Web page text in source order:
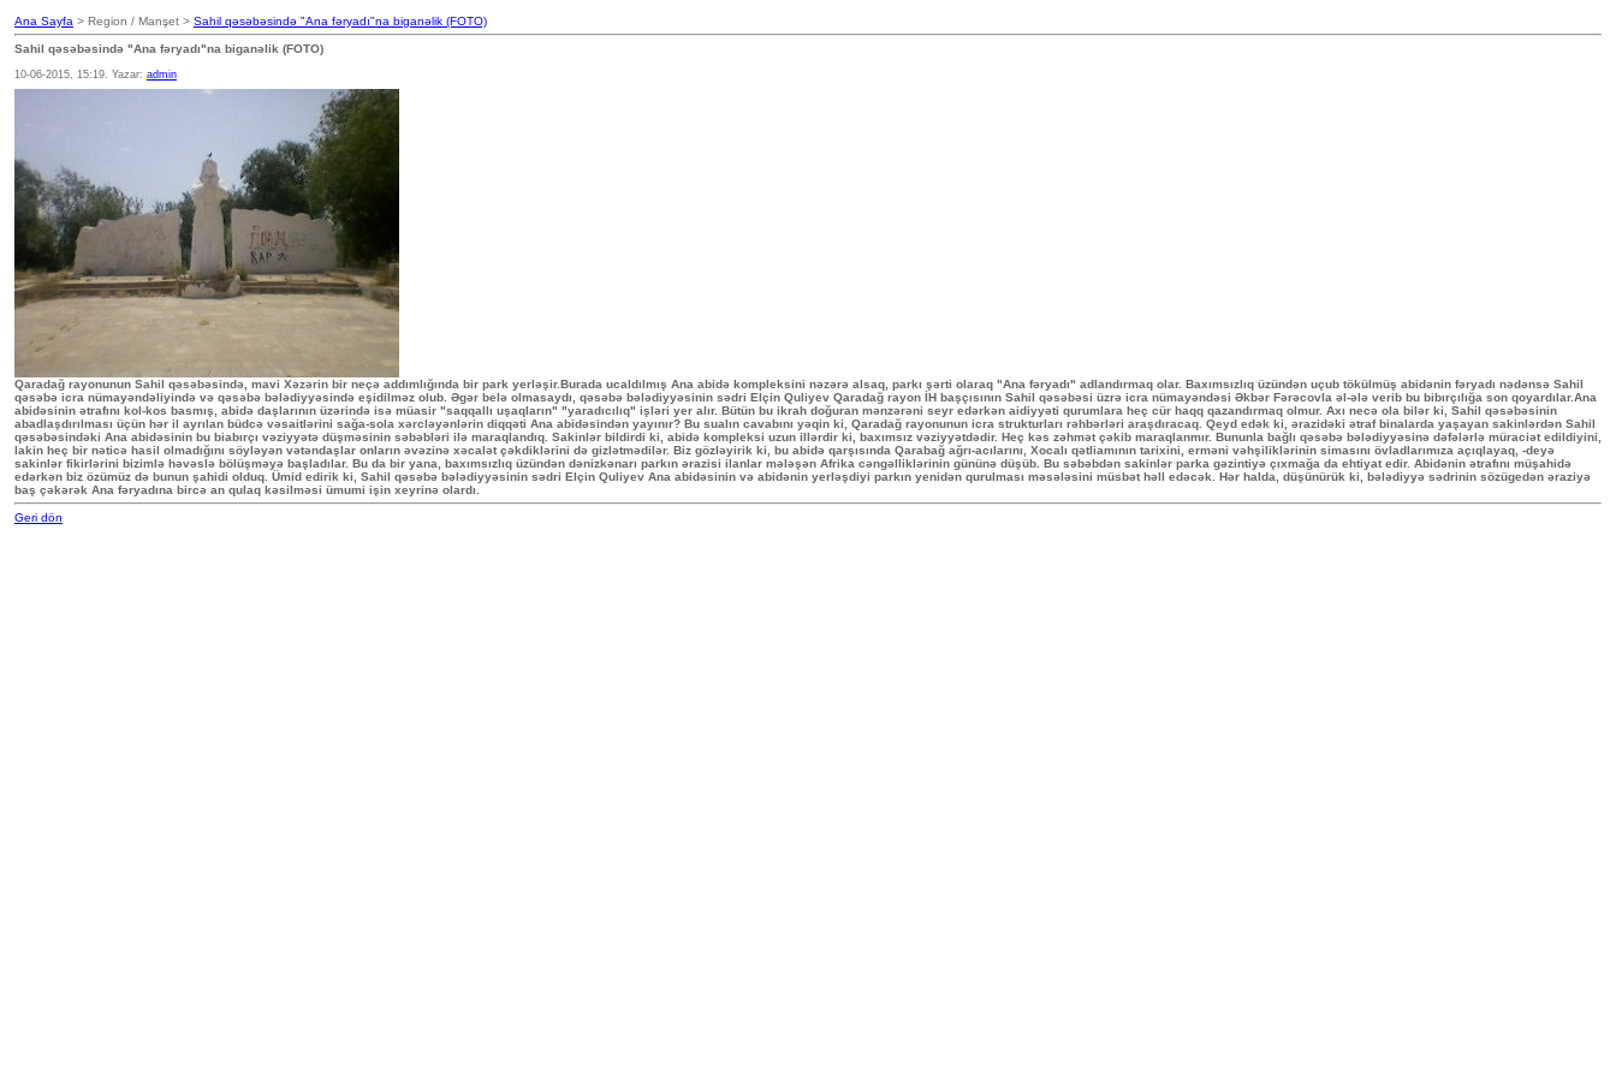
Ana Sayfa > Region / Manşet > Sahil qəsəbəsində "Ana fəryadı"na biganəlik (FOTO)
Sahil qəsəbəsində "Ana fəryadı"na biganəlik (FOTO)
10-06-2015, 15:19. Yazar: admin
Qaradağ rayonunun Sahil qəsəbəsində, mavi Xəzərin bir neçə addımlığında bir park yerləşir.Burada ucaldılmış Ana abidə kompleksini nəzərə alsaq, parkı şərti olaraq "Ana fəryadı" adlandırmaq olar. Baxımsızlıq üzündən uçub tökülmüş abidənin fəryadı nədənsə Sahil
qəsəbə icra nümayəndəliyində və qəsəbə bələdiyyəsində eşidilməz olub. Əgər belə olmasaydı, qəsəbə bələdiyyəsinin sədri Elçin Quliyev Qaradağ rayon İH başçısının Sahil qəsəbəsi üzrə icra nümayəndəsi Əkbər Fərəcovla əl-ələ verib bu bibırçılığa son qoyardılar.Ana
abidəsinin ətrafını kol-kos basmış, abidə daşlarının üzərində isə müasir "saqqallı uşaqların" "yaradıcılıq" işləri yer alır. Bütün bu ikrah doğuran mənzərəni seyr edərkən aidiyyəti qurumlara heç cür haqq qazandırmaq olmur. Axı necə ola bilər ki, Sahil qəsəbəsinin
abadlaşdırılması üçün hər il ayrılan büdcə vəsaitlərini sağa-sola xərcləyənlərin diqqəti Ana abidəsindən yayınır? Bu sualın cavabını yəqin ki, Qaradağ rayonunun icra strukturları rəhbərləri araşdıracaq. Qeyd edək ki, ərazidəki ətraf binalarda yaşayan sakinlərdən Sahil
qəsəbəsindəki Ana abidəsinin bu biabırçı vəziyyətə düşməsinin səbəbləri ilə maraqlandıq. Sakinlər bildirdi ki, abidə kompleksi uzun illərdir ki, baxımsız vəziyyətdədir. Heç kəs zəhmət çəkib maraqlanmır. Bununla bağlı qəsəbə bələdiyyəsinə dəfələrlə müraciət edildiyini,
lakin heç bir nəticə hasil olmadığını söyləyən vətəndaşlar onların əvəzinə xəcalət çəkdiklərini də gizlətmədilər. Biz gözləyirik ki, bu abidə qarşısında Qarabağ ağrı-acılarını, Xocalı qətliamının tarixini, erməni vəhşiliklərinin simasını övladlarımıza açıqlayaq, -deyə
sakinlər fikirlərini bizimlə həvəslə bölüşməyə başladılar. Bu da bir yana, baxımsızlıq üzündən dənizkənarı parkın ərazisi ilanlar mələşən Afrika cəngəlliklərinin gününə düşüb. Bu səbəbdən sakinlər parka gəzintiyə çıxmağa da ehtiyat edir. Abidənin ətrafını müşahidə
edərkən biz özümüz də bunun şahidi olduq. Ümid edirik ki, Sahil qəsəbə bələdiyyəsinin sədri Elçin Quliyev Ana abidəsinin və abidənin yerləşdiyi parkın yenidən qurulması məsələsini müsbət həll edəcək. Hər halda, düşünürük ki, bələdiyyə sədrinin sözügedən əraziyə
baş çəkərək Ana fəryadına bircə an qulaq kəsilməsi ümumi işin xeyrinə olardı.
Geri dön